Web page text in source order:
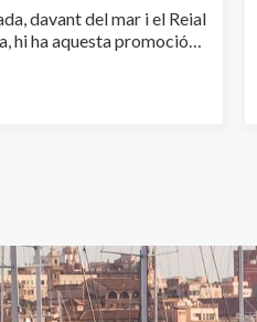
davant del mar i el Reial
hi ha aquesta promoció
i recuperació d'aquest
habitatges
amb piscina a la
vistes i conserje